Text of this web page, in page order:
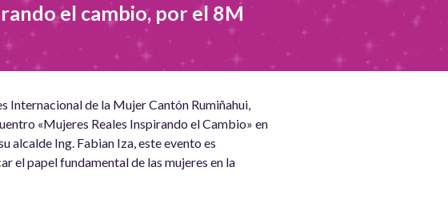
el cambio, por el 8M
Internacional de la Mujer Cantón Rumiñahui,
«Mujeres Reales Inspirando el Cambio» en
alcalde Ing. Fabian Iza, este evento es
el papel fundamental de las mujeres en la